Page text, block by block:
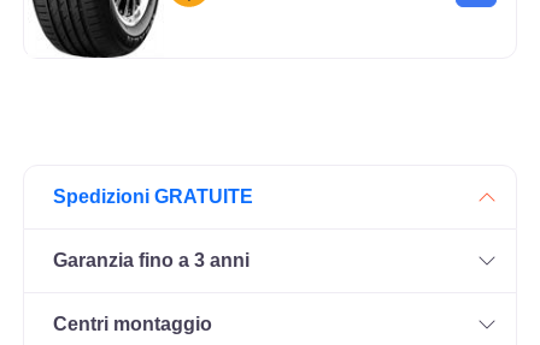
Spedizioni GRATUITE
Garanzia fino a 3 anni
Centri montaggio